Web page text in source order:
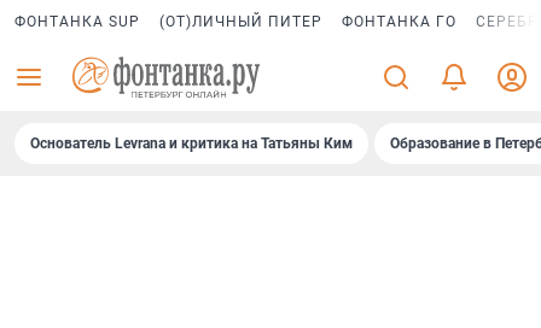
ФОНТАНКА SUP (ОТ)ЛИЧНЫЙ ПИТЕР ФОНТАНКА ГО
Основатель Levrana и критика на Татьяны Ким Образование в